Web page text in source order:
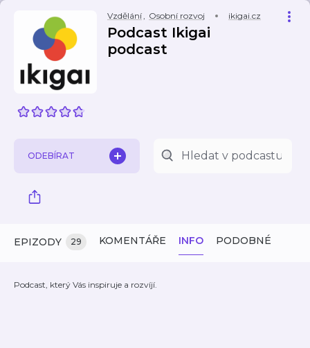
Vzdělání, Osobní rozvoj ikigai.cz
Podcast Ikigai
podcast
ODEBÍRAT
EPIZODY 29 KOMENTÁŘE INFO PODOBNÉ
Podcast, který Vás inspiruje a rozvíjí.